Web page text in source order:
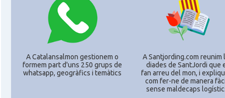
CAMON Catalans a PHOENIX
CAMON Catalans a Portland (OR)
CAMON Catalans a PROVIDENCE
Catalans a RENO
A Catalansalmon gestionem o
formem part d'uns 250 grups de
whatsapp, geogràfics i temàtics
A Santjording.com reunim
diades de SantJordi que
fan arreu del mon, i
com fer-ne de manera
sense maldecaps